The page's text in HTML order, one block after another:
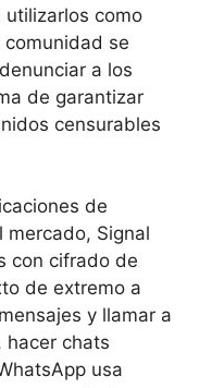
utilizarlos como
se
a los
de garantizar
censurables
de
mercado, Signal
con cifrado de
de extremo a
y llamar a
hacer chats
usa